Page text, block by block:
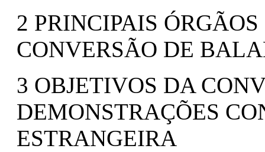
2 PRINCIPAIS
CONVERSÃO DE
3 OBJETIVOS DA
DEMONSTRAÇÕES
ESTRANGEIRA